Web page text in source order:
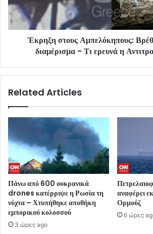
Έκρηξη στους Αμπελόκηπους:
διαμέρισμα - Τι ερευνά η
Related Articles
Πάνω από 600 ουκρανικά
drones κατέρριψε η Ρωσία τη
νύχτα – Χτυπήθηκε αποθήκη
εμπορικού κολοσσού
3 ώρες ago
αναφέρει
Ορμούζ
6 ώρες